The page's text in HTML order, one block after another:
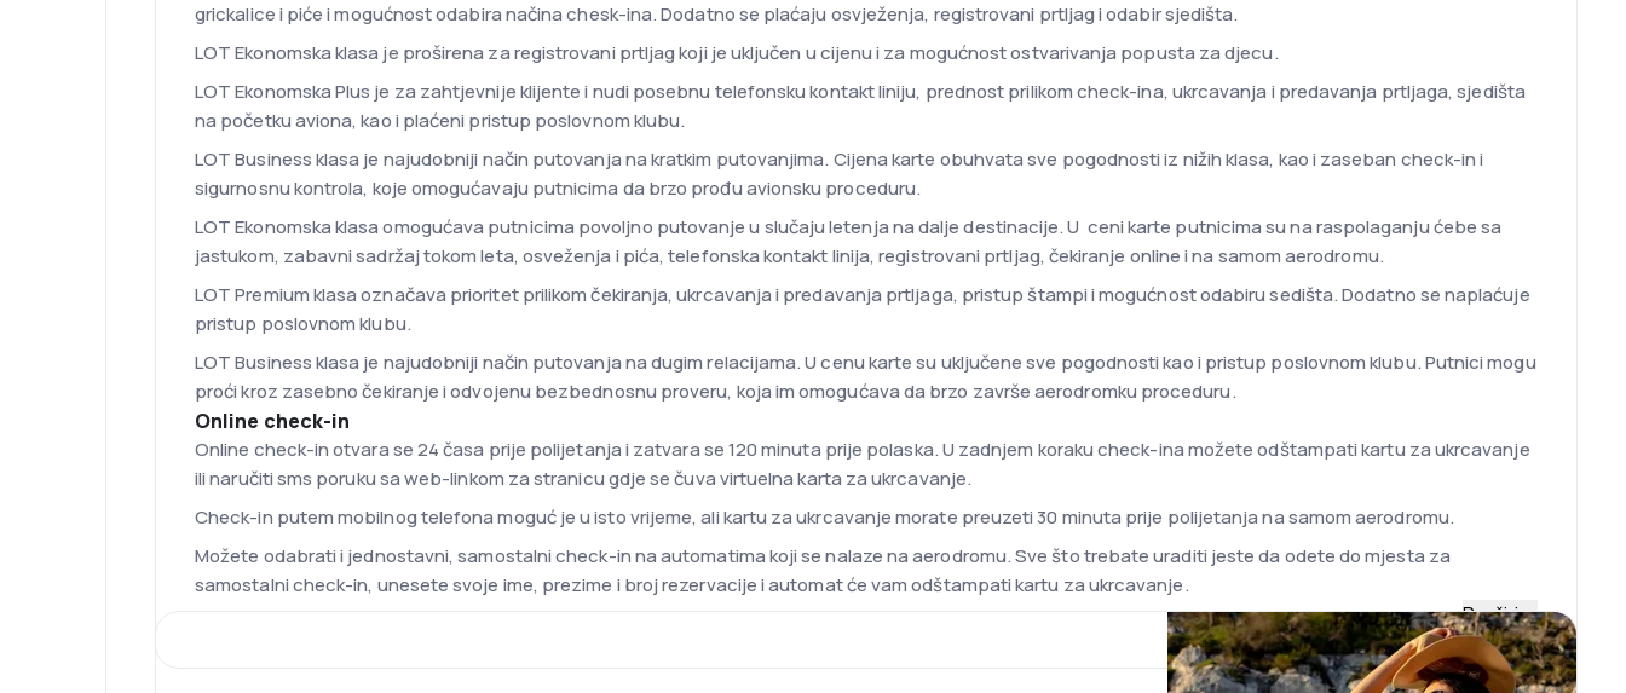
grickalice i piće i mogućnost odabira načina chesk-ina. Dodatno se plaćaju osvježenja, registrovani prtljag i odabir sjedišta.
LOT Ekonomska klasa je proširena za registrovani prtljag koji je uključen u cijenu i za mogućnost ostvarivanja popusta za djecu.
LOT Ekonomska Plus je za zahtjevnije klijente i nudi posebnu telefonsku kontakt liniju, prednost prilikom check-ina, ukrcavanja i predavanja prtljaga, sjedišta
na početku aviona, kao i plaćeni pristup poslovnom klubu.
LOT Business klasa je najudobniji način putovanja na kratkim putovanjima. Cijena karte obuhvata sve pogodnosti iz nižih klasa, kao i zaseban check-in i
sigurnosnu kontrola, koje omogućavaju putnicima da brzo prođu avionsku proceduru.
LOT Ekonomska klasa omogućava putnicima povoljno putovanje u slučaju letenja na dalje destinacije. U ceni karte putnicima su na raspolaganju ćebe sa
jastukom, zabavni sadržaj tokom leta, osveženja i pića, telefonska kontakt linija, registrovani prtljag, čekiranje online i na samom aerodromu.
LOT Premium klasa označava prioritet prilikom čekiranja, ukrcavanja i predavanja prtljaga, pristup štampi i mogućnost odabiru sedišta. Dodatno se naplaćuje
pristup poslovnom klubu.
LOT Business klasa je najudobniji način putovanja na dugim relacijama. U cenu karte su uključene sve pogodnosti kao i pristup poslovnom klubu. Putnici mogu
proći kroz zasebno čekiranje i odvojenu bezbednosnu proveru, koja im omogućava da brzo završe aerodromku proceduru.
Online check-in
Online check-in otvara se 24 časa prije polijetanja i zatvara se 120 minuta prije polaska. U zadnjem koraku check-ina možete odštampati kartu za ukrcavanje
ili naručiti sms poruku sa web-linkom za stranicu gdje se čuva virtuelna karta za ukrcavanje.
Check-in putem mobilnog telefona moguć je u isto vrijeme, ali kartu za ukrcavanje morate preuzeti 30 minuta prije polijetanja na samom aerodromu.
Možete odabrati i jednostavni, samostalni check-in na automatima koji se nalaze na aerodromu. Sve što trebate uraditi jeste da odete do mjesta za
samostalni check-in, unesete svoje ime, prezime i broj rezervacije i automat će vam odštampati kartu za ukrcavanje.
Flota poljske avio-kompanije sačinjena je od 36 aviona. Za domaće letove i letove srednje razdaljine koriste se avioni tipa: Embraer 170, Embraer 175, Embraer
195, Boing 737-400 i Boeing 737-800. Za letove za dalje destinacije koriste se moderni avioni poput Boeing 787 Dreamliner.
Proširi